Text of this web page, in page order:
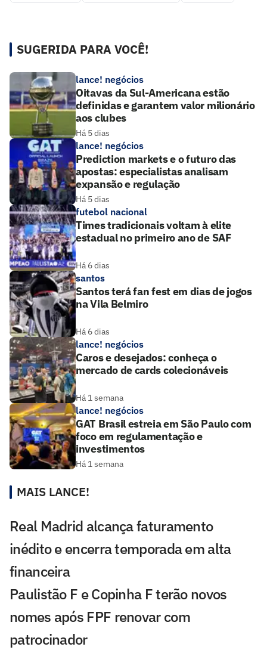
SUGERIDA PARA VOCÊ!
lance! negócios
Oitavas da Sul-Americana estão
definidas e garantem valor milionário
aos clubes
Há 5 dias
lance! negócios
Prediction markets e o futuro das
apostas: especialistas analisam
expansão e regulação
Há 5 dias
futebol nacional
Times tradicionais voltam à elite
estadual no primeiro ano de SAF
Há 6 dias
santos
Santos terá fan fest em dias de jogos
na Vila Belmiro
Há 6 dias
lance! negócios
Caros e desejados: conheça o
mercado de cards colecionáveis
Há 1 semana
lance! negócios
GAT Brasil estreia em São Paulo com
foco em regulamentação e
investimentos
Há 1 semana
MAIS LANCE!
Real Madrid alcança faturamento
inédito e encerra temporada em alta
financeira
Paulistão F e Copinha F terão novos
nomes após FPF renovar com
patrocinador